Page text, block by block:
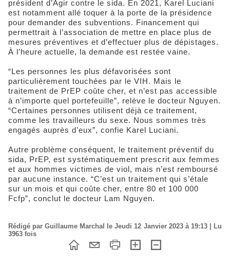
président d’Agir contre le sida. En 2021, Karel Luciani
est notamment allé toquer à la porte de la présidence
pour demander des subventions. Financement qui
permettrait à l’association de mettre en place plus de
mesures préventives et d’effectuer plus de dépistages.
À l’heure actuelle, la demande est restée vaine.
“Les personnes les plus défavorisées sont
particulièrement touchées par le VIH. Mais le
traitement de PrEP coûte cher, et n’est pas accessible
à n’importe quel portefeuille”, relève le docteur Nguyen.
“Certaines personnes utilisent déjà ce traitement,
comme les travailleurs du sexe. Nous sommes très
engagés auprès d’eux”, confie Karel Luciani.
Autre problème conséquent, le traitement préventif du
sida, PrEP, est systématiquement prescrit aux femmes
et aux hommes victimes de viol, mais n’est remboursé
par aucune instance. “C’est un traitement qui s’étale
sur un mois et qui coûte cher, entre 80 et 100 000
Fcfp”, conclut le docteur Lam Nguyen.
Rédigé par Guillaume Marchal le Jeudi 12 Janvier 2023 à 19:13 | Lu
3963 fois